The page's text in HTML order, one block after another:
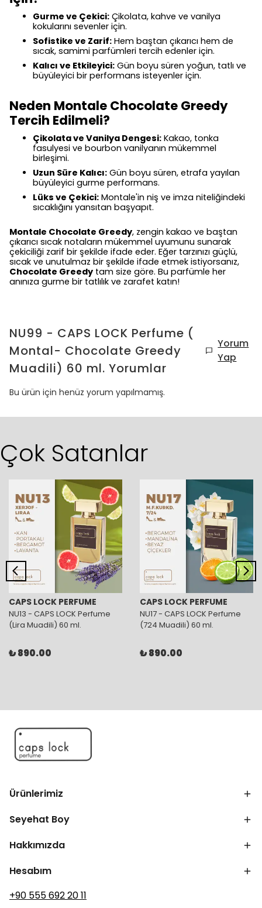
Gurme ve Çekici: Çikolata, kahve ve vanilya
kokularını sevenler için.
Sofistike ve Zarif: Hem baştan çıkarıcı hem de
sıcak, samimi parfümleri tercih edenler için.
Kalıcı ve Etkileyici: Gün boyu süren yoğun, tatlı ve
büyüleyici bir performans isteyenler için.
Neden Montale Chocolate Greedy
Tercih Edilmeli?
Çikolata ve Vanilya Dengesi: Kakao, tonka
fasulyesi ve bourbon vanilyanın mükemmel
birleşimi.
Uzun Süre Kalıcı: Gün boyu süren, etrafa yayılan
büyüleyici gurme performans.
Lüks ve Çekici: Montale'in niş ve imza niteliğindeki
sıcaklığını yansıtan başyapıt.
Montale Chocolate Greedy, zengin kakao ve baştan
çıkarıcı sıcak notaların mükemmel uyumunu sunarak
çekiciliği zarif bir şekilde ifade eder. Eğer tarzınızı güçlü,
sıcak ve unutulmaz bir şekilde ifade etmek istiyorsanız,
Chocolate Greedy tam size göre. Bu parfümle her
anınıza gurme bir tatlılık ve zarafet katın!
NU99 - CAPS LOCK Perfume (
Montal- Chocolate Greedy
Muadili) 60 ml. Yorumlar
Yorum
Yap
Bu ürün için henüz yorum yapılmamış.
Çok Satanlar
CAPS LOCK PERFUME
NU13 - CAPS LOCK Perfume
(Lira Muadili) 60 ml.
₺ 890.00
CAPS LOCK PERFUME
NU17 - CAPS LOCK Perfume
(724 Muadili) 60 ml.
₺ 890.00
Ürünlerimiz
Seyehat Boy
Hakkımızda
Hesabım
+90 555 692 20 11